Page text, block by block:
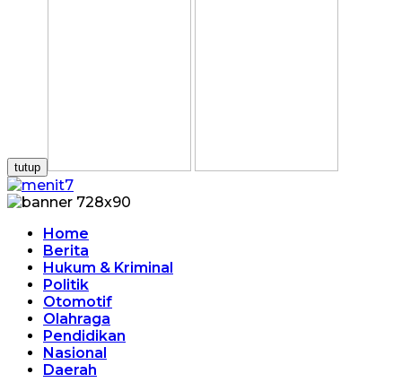
tutup
Home
Berita
Hukum & Kriminal
Politik
Otomotif
Olahraga
Pendidikan
Nasional
Daerah